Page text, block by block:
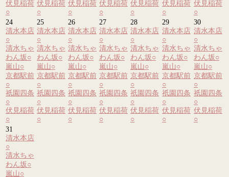
伏見稲荷
○
伏見稲荷
○
伏見稲荷
○
伏見稲荷
○
伏見稲荷
○
伏見稲荷
○
伏見稲荷
○
24
清水本店
○
清水ちゃ
わん坂○
嵐山○
京都駅前
○
祇園四条
○
伏見稲荷
○
25
清水本店
○
清水ちゃ
わん坂○
嵐山○
京都駅前
○
祇園四条
○
伏見稲荷
○
26
清水本店
○
清水ちゃ
わん坂○
嵐山○
京都駅前
○
祇園四条
○
伏見稲荷
○
27
清水本店
○
清水ちゃ
わん坂○
嵐山○
京都駅前
○
祇園四条
○
伏見稲荷
○
28
清水本店
○
清水ちゃ
わん坂○
嵐山○
京都駅前
○
祇園四条
○
伏見稲荷
○
29
清水本店
○
清水ちゃ
わん坂○
嵐山○
京都駅前
○
祇園四条
○
伏見稲荷
○
30
清水本店
○
清水ちゃ
わん坂○
嵐山○
京都駅前
○
祇園四条
○
伏見稲荷
○
31
清水本店
○
清水ちゃ
わん坂○
嵐山○